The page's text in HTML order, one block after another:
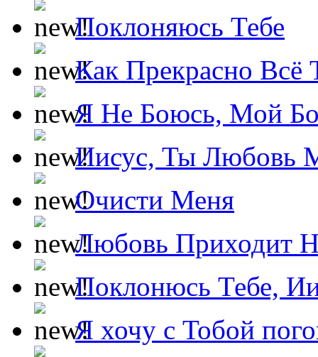
Поклоняюсь Тебе
Как Прекрасно Всё
Я Не Боюсь, Мой
Иисус, Ты Любовь
Очисти Меня
Любовь Приходит
Поклонюсь Тебе,
Я хочу с Тобой